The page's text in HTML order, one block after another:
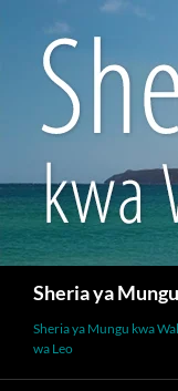
Sheria ya Mungu
Sheria ya Mungu kwa
wa Leo